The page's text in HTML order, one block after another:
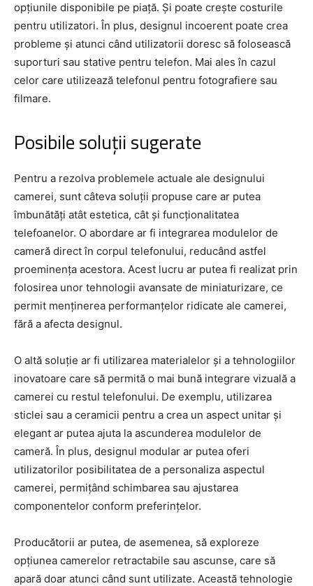
opțiunile disponibile pe piață. Și poate crește costurile
pentru utilizatori. În plus, designul incoerent poate crea
probleme și atunci când utilizatorii doresc să folosească
suporturi sau stative pentru telefon. Mai ales în cazul
celor care utilizează telefonul pentru fotografiere sau
filmare.
Posibile soluții sugerate
Pentru a rezolva problemele actuale ale designului
camerei, sunt câteva soluții propuse care ar putea
îmbunătăți atât estetica, cât și funcționalitatea
telefoanelor. O abordare ar fi integrarea modulelor de
cameră direct în corpul telefonului, reducând astfel
proeminența acestora. Acest lucru ar putea fi realizat prin
folosirea unor tehnologii avansate de miniaturizare, ce
permit menținerea performanțelor ridicate ale camerei,
fără a afecta designul.
O altă soluție ar fi utilizarea materialelor și a tehnologiilor
inovatoare care să permită o mai bună integrare vizuală a
camerei cu restul telefonului. De exemplu, utilizarea
sticlei sau a ceramicii pentru a crea un aspect unitar și
elegant ar putea ajuta la ascunderea modulelor de
cameră. În plus, designul modular ar putea oferi
utilizatorilor posibilitatea de a personaliza aspectul
camerei, permițând schimbarea sau ajustarea
componentelor conform preferințelor.
Producătorii ar putea, de asemenea, să exploreze
opțiunea camerelor retractabile sau ascunse, care să
apară doar atunci când sunt utilizate. Această tehnologie